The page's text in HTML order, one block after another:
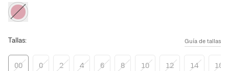
Tallas: Guía de tallas
00 0 2 4 6 8 10 12 14 16